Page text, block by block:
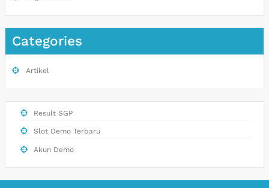
Categories
Artikel
Result SGP
Slot Demo Terbaru
Akun Demo